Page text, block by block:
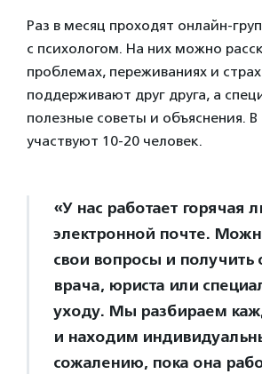
Раз в месяц проходят онлайн-
с психологом. На них можно
проблемах, переживаниях и
поддерживают друг друга, а
полезные советы и объяснения.
участвуют 10-20 человек.
«У нас работает горячая
электронной почте.
свои вопросы и получить
врача, юриста или
уходу. Мы разбираем
и находим
сожалению, пока она